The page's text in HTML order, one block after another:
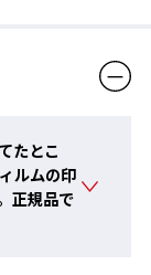
たとこ
ルムの印
正規品で